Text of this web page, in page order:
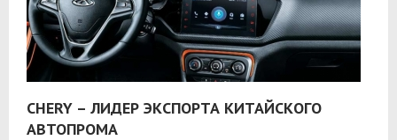
CHERY – ЛИДЕР ЭКСПОРТА КИТАЙСКОГО
АВТОПРОМА